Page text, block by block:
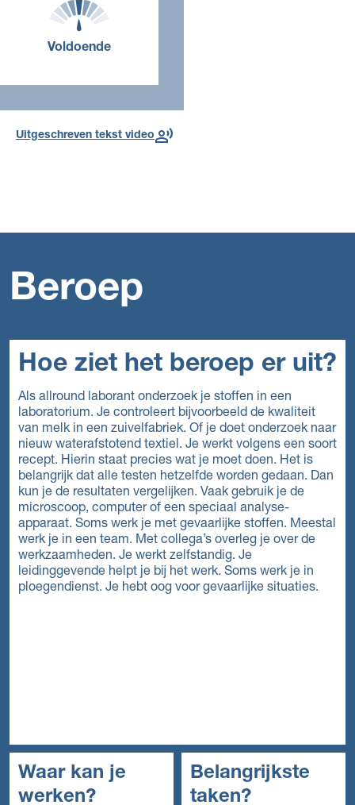
Voldoende
Voor deze opleiding, in dit
Uitgeschreven tekst video
Beroep
Hoe ziet het beroep er uit?
Als allround laborant onderzoek je stoffen in een
laboratorium. Je controleert bijvoorbeeld de kwaliteit
van melk in een zuivelfabriek. Of je doet onderzoek naar
nieuw waterafstotend textiel. Je werkt volgens een soort
recept. Hierin staat precies wat je moet doen. Het is
belangrijk dat alle testen hetzelfde worden gedaan. Dan
kun je de resultaten vergelijken. Vaak gebruik je de
microscoop, computer of een speciaal analyse-
apparaat. Soms werk je met gevaarlijke stoffen. Meestal
werk je in een team. Met collega’s overleg je over de
werkzaamheden. Je werkt zelfstandig. Je
leidinggevende helpt je bij het werk. Soms werk je in
ploegendienst. Je hebt oog voor gevaarlijke situaties.
Waar kan je
werken?
Belangrijkste
taken?